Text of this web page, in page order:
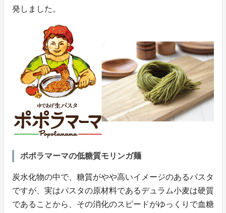
発しました。
ポポラマーマの低糖質モリンガ麺
炭水化物の中で、糖質がやや高いイメージのあるパスタ
ですが、実はパスタの原材料であるデュラム小麦は硬質
であることから、その消化のスピードがゆっくりで血糖